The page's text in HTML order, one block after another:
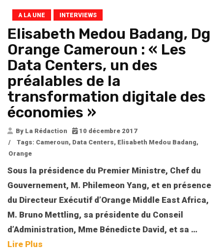
A LA UNE INTERVIEWS
Elisabeth Medou Badang, Dg
Orange Cameroun : « Les
Data Centers, un des
préalables de la
transformation digitale des
économies »
By La Rédaction
10 décembre 2017
/
Tags: Cameroun, Data Centers, Elisabeth Medou Badang,
Orange
Sous la présidence du Premier Ministre, Chef du
Gouvernement, M. Philemeon Yang, et en présence
du Directeur Exécutif d’Orange Middle East Africa,
M. Bruno Mettling, sa présidente du Conseil
d’Administration, Mme Bénedicte David, et sa …
Lire Plus